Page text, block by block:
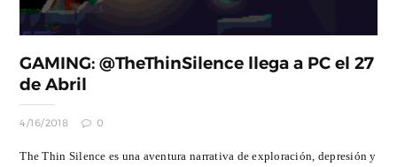
GAMING: @TheThinSilence llega a PC el 27
de Abril
4/16/2018 0
The Thin Silence es una aventura narrativa de exploración, depresión y